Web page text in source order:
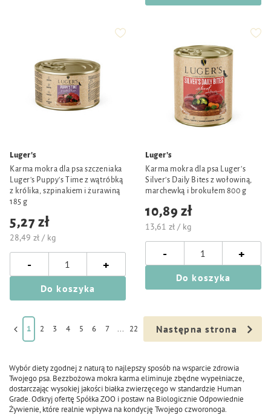
Luger's
Karma mokra dla psa szczeniaka
Luger's Puppy's Time z wątróbką
z królika, szpinakiem i żurawiną
185 g
5,27 zł
28,49 zł / kg
- +
Do koszyka
Luger's
Karma mokra dla psa Luger's
Silver's Daily Bites z wołowiną,
marchewką i brokułem 800 g
10,89 zł
13,61 zł / kg
- +
Do koszyka
1 2 3 4 5 6 7 ... 22 Następna strona
Wybór diety zgodnej z naturą to najlepszy sposób na wsparcie zdrowia
Twojego psa. Bezzbożowa mokra karma eliminuje zbędne wypełniacze,
dostarczając wysokiej jakości białka zwierzęcego w standardzie Human
Grade. Odkryj ofertę Spółka ZOO i postaw na Biologicznie Odpowiednie
Żywienie, które realnie wpływa na kondycję Twojego czworonoga.